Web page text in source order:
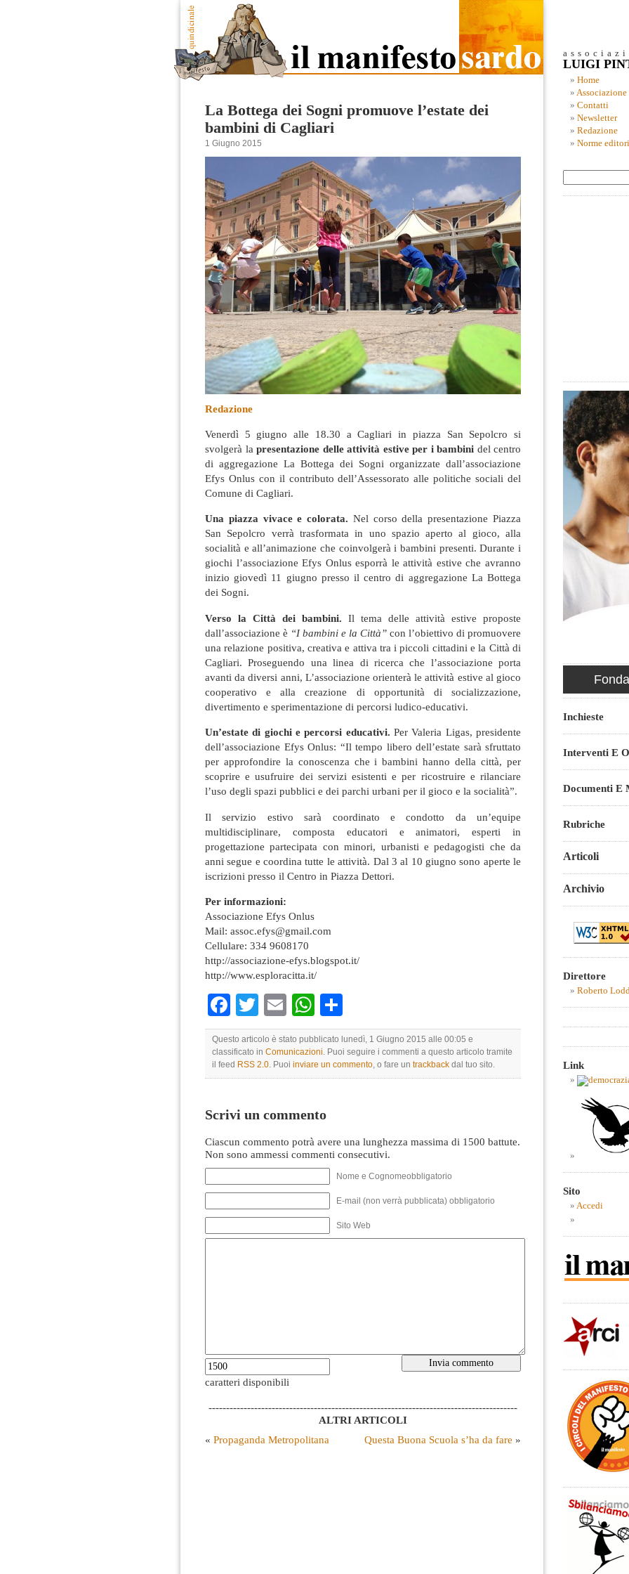
La Bottega dei Sogni promuove l’estate dei
bambini di Cagliari
1 Giugno 2015
Redazione
Venerdì 5 giugno alle 18.30 a Cagliari in piazza San Sepolcro si
svolgerà la presentazione delle attività estive per i bambini del centro
di aggregazione La Bottega dei Sogni organizzate dall’associazione
Efys Onlus con il contributo dell’Assessorato alle politiche sociali del
Comune di Cagliari.
Una piazza vivace e colorata. Nel corso della presentazione Piazza
San Sepolcro verrà trasformata in uno spazio aperto al gioco, alla
socialità e all’animazione che coinvolgerà i bambini presenti. Durante i
giochi l’associazione Efys Onlus esporrà le attività estive che avranno
inizio giovedì 11 giugno presso il centro di aggregazione La Bottega
dei Sogni.
Verso la Città dei bambini. Il tema delle attività estive proposte
dall’associazione è “I bambini e la Città” con l’obiettivo di promuovere
una relazione positiva, creativa e attiva tra i piccoli cittadini e la Città di
Cagliari. Proseguendo una linea di ricerca che l’associazione porta
avanti da diversi anni, L’associazione orienterà le attività estive al gioco
cooperativo e alla creazione di opportunità di socializzazione,
divertimento e sperimentazione di percorsi ludico-educativi.
Un’estate di giochi e percorsi educativi. Per Valeria Ligas, presidente
dell’associazione Efys Onlus: “Il tempo libero dell’estate sarà sfruttato
per approfondire la conoscenza che i bambini hanno della città, per
scoprire e usufruire dei servizi esistenti e per ricostruire e rilanciare
l’uso degli spazi pubblici e dei parchi urbani per il gioco e la socialità”.
Il servizio estivo sarà coordinato e condotto da un’equipe
multidisciplinare, composta educatori e animatori, esperti in
progettazione partecipata con minori, urbanisti e pedagogisti che da
anni segue e coordina tutte le attività. Dal 3 al 10 giugno sono aperte le
iscrizioni presso il Centro in Piazza Dettori.
Per informazioni:
Associazione Efys Onlus
Mail: assoc.efys@gmail.com
Cellulare: 334 9608170
http://associazione-efys.blogspot.it/
http://www.esploracitta.it/
Facebook
TwitterEmailWhatsApp
Questo articolo è stato pubblicato lunedì, 1 Giugno 2015 alle 00:05 e
classificato in Comunicazioni. Puoi seguire i commenti a questo articolo tramite
il feed RSS 2.0. Puoi inviare un commento, o fare un trackback dal tuo sito.
Scrivi un commento
Ciascun commento potrà avere una lunghezza massima di 1500 battute.
Non sono ammessi commenti consecutivi.
Nome e Cognomeobbligatorio
E-mail (non verrà pubblicata) obbligatorio
Sito Web
caratteri disponibili
----------------------------------------------------------------------------------------
ALTRI ARTICOLI
« Propaganda Metropolitana Questa Buona Scuola s’ha da fare »
LUIGI
Home
Associazione
Contatti
Newsletter
Redazione
Norme
Inchieste
Interventi E
Documenti E
Rubriche
Articoli
Archivio
Direttore
Roberto
Link
Sito
Accedi